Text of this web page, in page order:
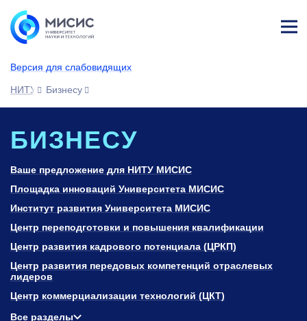
Версия для слабовидящих
т
НИТУ МИСИС
Бизнесу
БИЗНЕСУ
Ваше предложение для НИТУ МИСИС
Площадка инноваций Университета МИСИС
Институт развития Университета МИСИС
Центр переподготовки и повышения квалификации
Центр развития кадрового потенциала (ЦРКП)
Центр развития передовых компетенций отраслевых
лидеров
Центр коммерциализации технологий (ЦКТ)
Все разделы